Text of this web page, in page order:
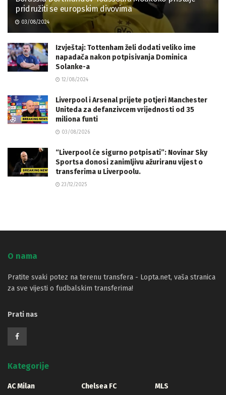
pridružiti se europskim divovima
03/08/2024
Izvještaj: Tottenham želi dodati veliko ime
napadača nakon potpisivanja Dominica
Solanke-a
12/08/2024
Liverpool i Arsenal prijete potjeri Manchester
Uniteda za defanzivcem vrijednosti od 35
miliona funti
03/08/2026
“Liverpool će sigurno potpisati”: Novinar Sky
Sportsa donosi zanimljivu ažuriranu vijest o
transferima u Liverpoolu.
23/12/2025
O nama
Pratite svaki potez na terenu transfera - Lopta.net, vaša stranica
za sve vijesti o fudbalskim transferima!
Prati nas
Kategorije
AC Milan
Chelsea FC
MLS